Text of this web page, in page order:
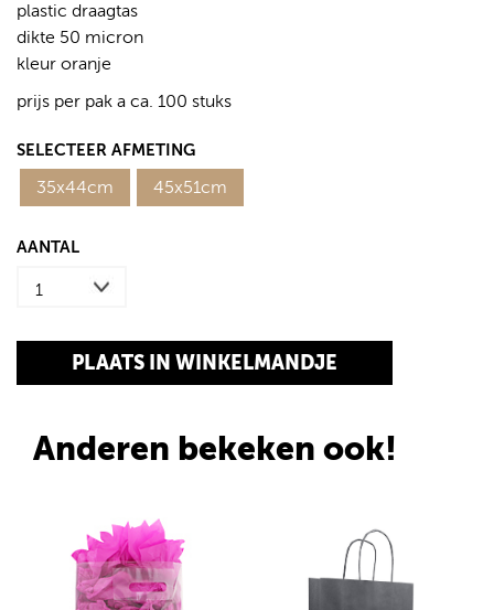
plastic draagtas
dikte 50 micron
kleur oranje
prijs per pak a ca. 100 stuks
SELECTEER AFMETING
35x44cm 45x51cm
AANTAL
Anderen bekeken ook!